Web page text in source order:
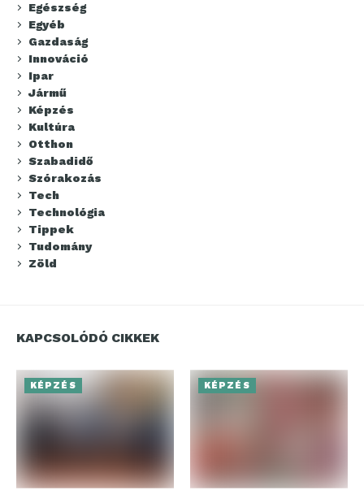
Egészség
Egyéb
Gazdaság
Innováció
Ipar
Jármű
Képzés
Kultúra
Otthon
Szabadidő
Szórakozás
Tech
Technológia
Tippek
Tudomány
Zöld
KAPCSOLÓDÓ CIKKEK
KÉPZÉS KÉPZÉS